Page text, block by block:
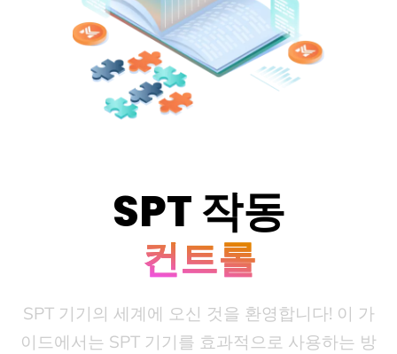
SPT 작동
컨트롤
SPT 기기의 세계에 오신 것을 환영합니다! 이 가
이드에서는 SPT 기기를 효과적으로 사용하는 방